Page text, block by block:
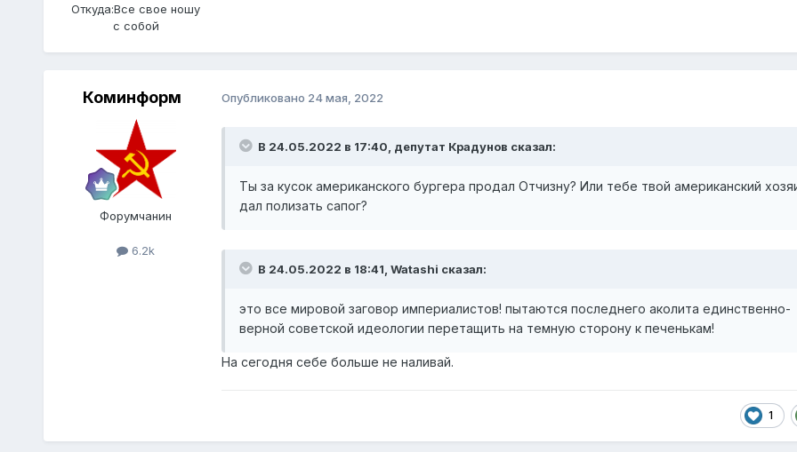
Откуда:Все свое ношу
с собой
Коминформ
Форумчанин
6.2k
Опубликовано 24 мая, 2022
В 24.05.2022 в 17:40, депутат Крадунов сказал:
Ты за кусок американского бургера продал Отчизну? Или тебе твой американский
дал полизать сапог?
В 24.05.2022 в 18:41, Watashi сказал:
это все мировой заговор империалистов! пытаются последнего аколита единственно-
верной советской идеологии перетащить на темную сторону к печенькам!
На сегодня себе больше не наливай.
1